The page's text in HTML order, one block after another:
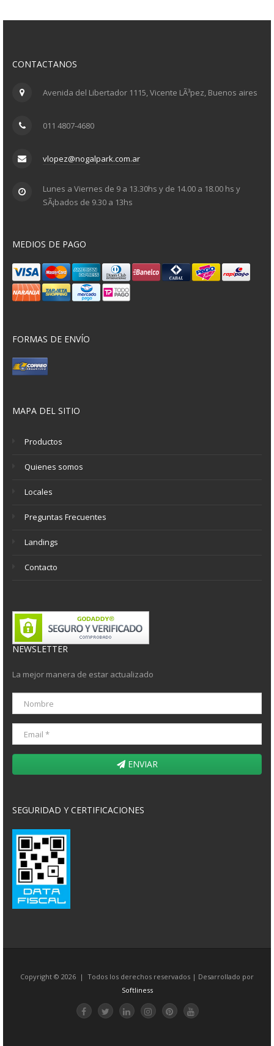
CONTACTANOS
Avenida del Libertador 1115, Vicente LÃ³pez, Buenos aires
011 4807-4680
vlopez@nogalpark.com.ar
Lunes a Viernes de 9 a 13.30hs y de 14.00 a 18.00 hs y
SÃ¡bados de 9.30 a 13hs
MEDIOS DE PAGO
FORMAS DE ENVÍO
MAPA DEL SITIO
Productos
Quienes somos
Locales
Preguntas Frecuentes
Landings
Contacto
NEWSLETTER
La mejor manera de estar actualizado
ENVIAR
SEGURIDAD Y CERTIFICACIONES
Copyright © 2026 | Todos los derechos reservados | Desarrollado por
Softliness